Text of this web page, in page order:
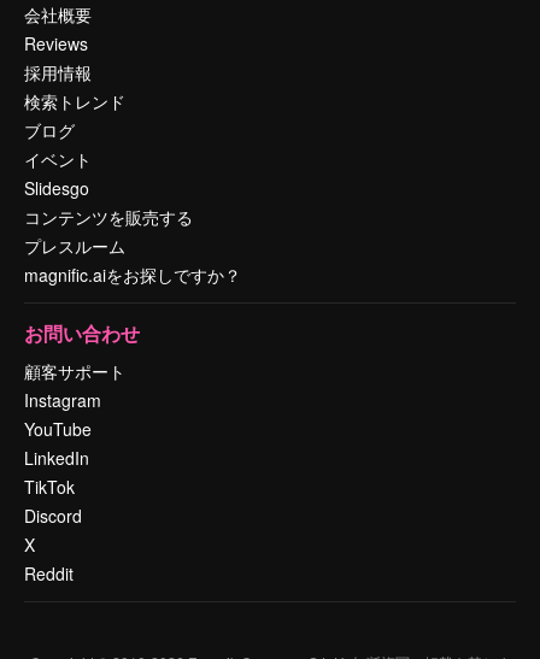
会社概要
Reviews
採用情報
検索トレンド
ブログ
イベント
Slidesgo
コンテンツを販売する
プレスルーム
magnific.aiをお探しですか？
お問い合わせ
顧客サポート
Instagram
YouTube
LinkedIn
TikTok
Discord
X
Reddit